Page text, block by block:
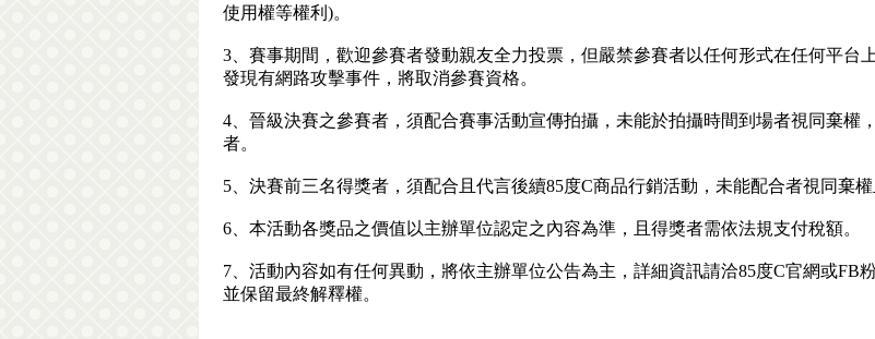
使用權等權利)。
3、賽事期間，歡迎參賽者發動親友全力投票，但嚴禁參賽者以任何形式在任何平台
發現有網路攻擊事件，將取消參賽資格。
4、晉級決賽之參賽者，須配合賽事活動宣傳拍攝，未能於拍攝時間到場者視同棄權
者。
5、決賽前三名得獎者，須配合且代言後續85度C商品行銷活動，未能配合者視同棄權
6、本活動各獎品之價值以主辦單位認定之內容為準，且得獎者需依法規支付稅額。
7、活動內容如有任何異動，將依主辦單位公告為主，詳細資訊請洽85度C官網或FB
並保留最終解釋權。